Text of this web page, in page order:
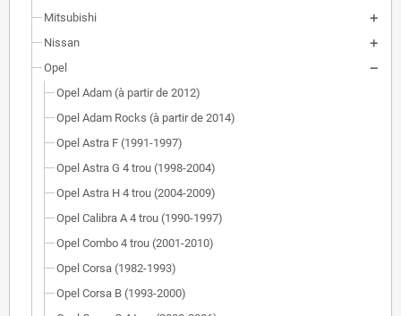
Mitsubishi
Nissan
Opel
Opel Adam (à partir de 2012)
Opel Adam Rocks (à partir de 2014)
Opel Astra F (1991-1997)
Opel Astra G 4 trou (1998-2004)
Opel Astra H 4 trou (2004-2009)
Opel Calibra A 4 trou (1990-1997)
Opel Combo 4 trou (2001-2010)
Opel Corsa (1982-1993)
Opel Corsa B (1993-2000)